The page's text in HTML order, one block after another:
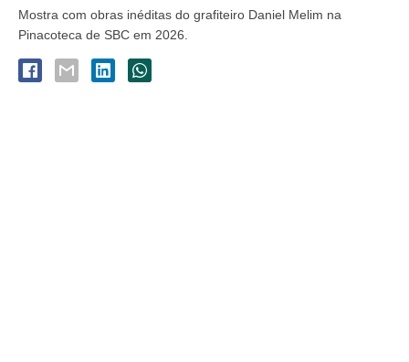
Mostra com obras inéditas do grafiteiro Daniel Melim na
Pinacoteca de SBC em 2026.